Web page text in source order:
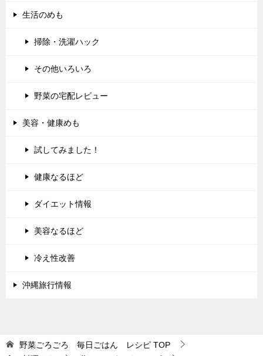
生活のめも
掃除・洗濯ハック
その他いろいろ
野菜の宅配レビュー
美容・健康めも
試してみました！
健康なるほど
ダイエット情報
美容なるほど
冷え性改善
沖縄旅行情報
野菜ごろごろ 毎日ごはん レシピ TOP